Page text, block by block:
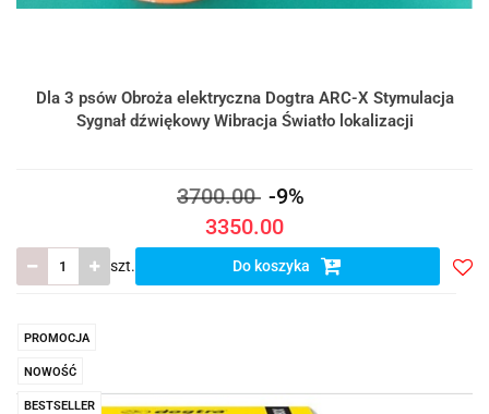
Dla 3 psów Obroża elektryczna Dogtra ARC-X Stymulacja
Sygnał dźwiękowy Wibracja Światło lokalizacji
3700.00 -9%
3350.00
szt. Do koszyka
PROMOCJA
NOWOŚĆ
BESTSELLER